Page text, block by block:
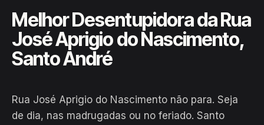
Melhor Desentupidora da Rua
José Aprigio do Nascimento,
Santo André
Rua José Aprigio do Nascimento não para. Seja
de dia, nas madrugadas ou no feriado. Santo